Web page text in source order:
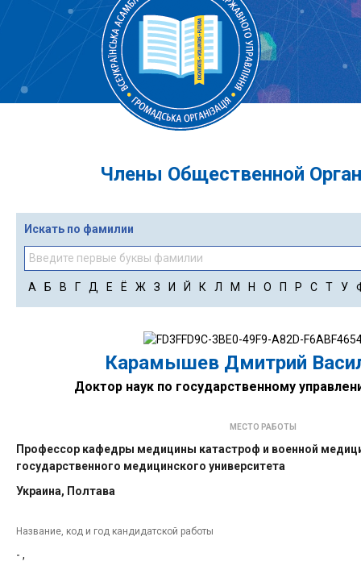
Члены Общественной
Искать по фамилии
А Б В Г Д Е Ё Ж З И Й К Л М Н О П Р С Т У
Карамышев Дмитрий
Доктор наук по государственному
МЕСТО РАБОТЫ
Профессор кафедры медицины катастроф и военной
государственного медицинского университета
Украина, Полтава
Название, код и год кандидатской работы
- ,